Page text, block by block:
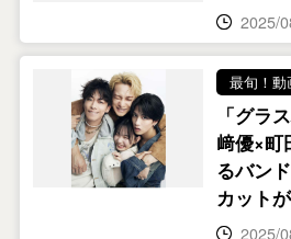
2025/
最旬！動
「グラ
﨑優×町
るバン
カット
2025/